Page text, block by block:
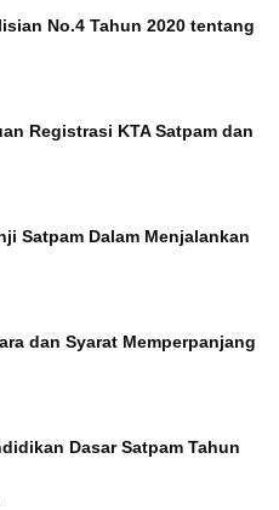
No.4 Tahun 2020 tentang
Registrasi KTA Satpam dan
Satpam Dalam Menjalankan
dan Syarat Memperpanjang
Dasar Satpam Tahun